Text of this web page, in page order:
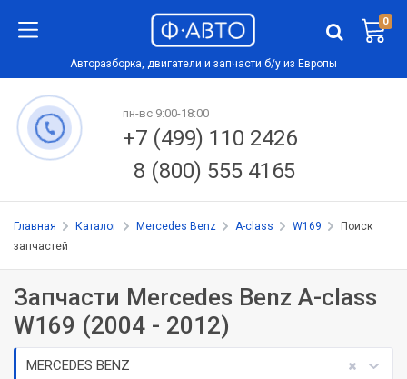
0
Авторазборка, двигатели и запчасти б/у из Европы
пн-вс 9:00-18:00
+7 (499) 110 2426
8 (800) 555 4165
Главная Каталог Mercedes Benz A-class W169
Поиск
запчастей
Запчасти Mercedes Benz A-class
W169 (2004 - 2012)
MERCEDES BENZ